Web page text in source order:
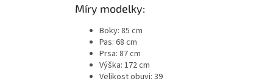
Míry modelky:
Boky: 85 cm
Pas: 68 cm
Prsa: 87 cm
Výška: 172 cm
Velikost obuvi: 39